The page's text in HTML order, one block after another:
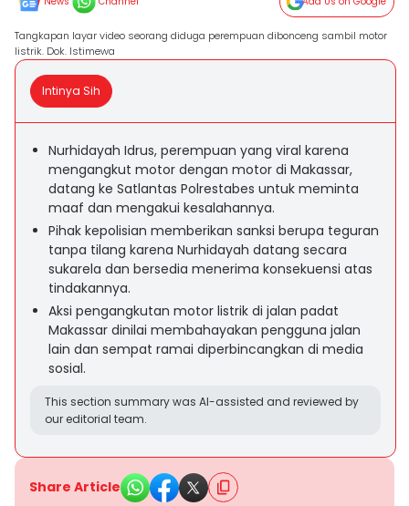
Tangkapan layar video seorang diduga perempuan dibonceng sambil motor
listrik. Dok. Istimewa
Intinya Sih
Nurhidayah Idrus, perempuan yang viral karena
mengangkut motor dengan motor di Makassar,
datang ke Satlantas Polrestabes untuk meminta
maaf dan mengakui kesalahannya.
Pihak kepolisian memberikan sanksi berupa teguran
tanpa tilang karena Nurhidayah datang secara
sukarela dan bersedia menerima konsekuensi atas
tindakannya.
Aksi pengangkutan motor listrik di jalan padat
Makassar dinilai membahayakan pengguna jalan
lain dan sempat ramai diperbincangkan di media
sosial.
This section summary was AI-assisted and reviewed by
our editorial team.
Share Article